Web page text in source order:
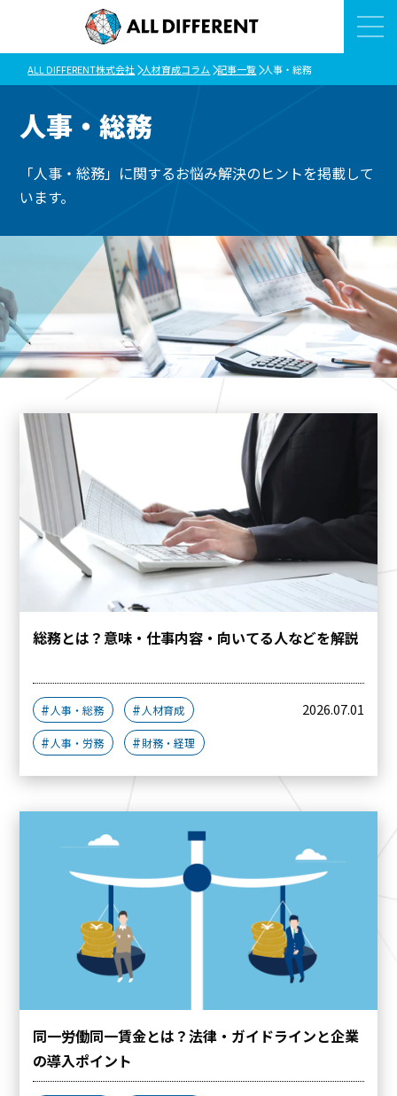
ALL DIFFERENT株式会社 人材育成コラム 記事一覧 人事・総務
人事・総務
「人事・総務」に関するお悩み解決のヒントを掲載して
います。
総務とは？意味・仕事内容・向いてる人などを解説
人事・総務 人材育成
人事・労務 財務・経理
2026.07.01
同一労働同一賃金とは？法律・ガイドラインと企業
の導入ポイント